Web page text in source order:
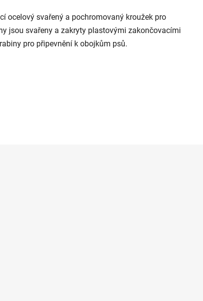
ocelový svařený a pochromovaný kroužek pro
jsou svařeny a zakryty plastovými zakončovacími
pro připevnění k obojkům psů.